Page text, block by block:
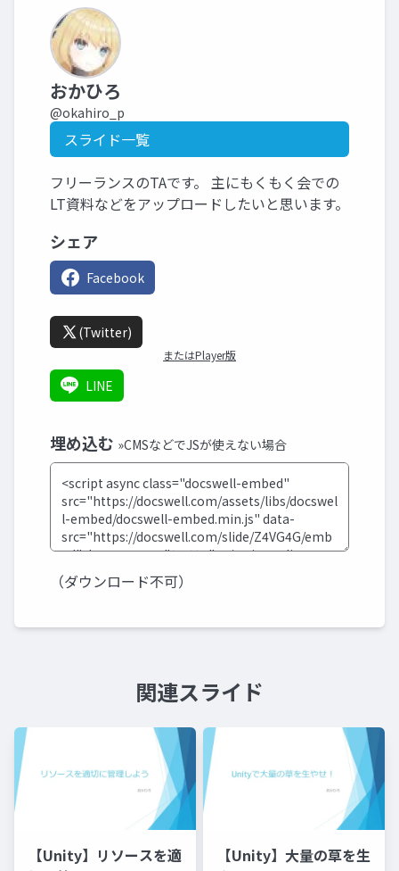
おかひろ
@okahiro_p
スライド一覧
フリーランスのTAです。 主にもくもく会での
LT資料などをアップロードしたいと思います。
シェア
Facebook
(Twitter)
またはPlayer版
LINE
埋め込む »CMSなどでJSが使えない場合
（ダウンロード不可）
関連スライド
【Unity】リソースを適
【Unity】大量の草を生